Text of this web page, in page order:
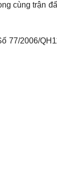
cùng trận
77/2006/